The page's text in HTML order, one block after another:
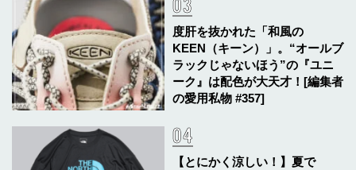
度肝を抜かれた「和風の
KEEN（キーン）」。“オールブ
ラックじゃないほう”の『ユニ
ーク』は配色が大天才！[編集者
の愛用私物 #357]
【とにかく涼しい！】夏で